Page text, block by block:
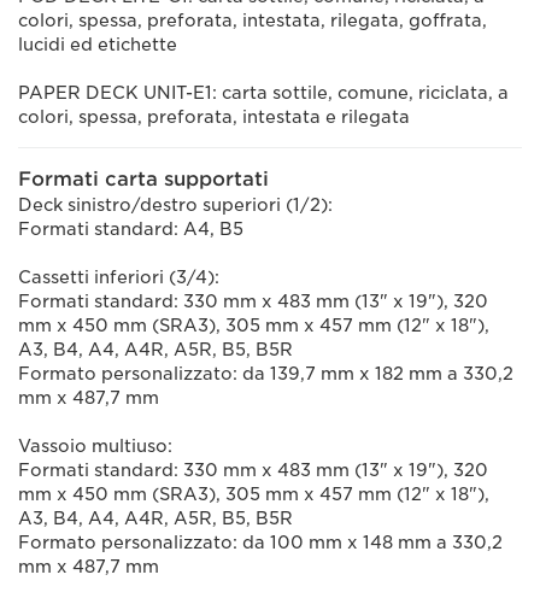
colori, spessa, preforata, intestata, rilegata, goffrata,
lucidi ed etichette
PAPER DECK UNIT-E1: carta sottile, comune, riciclata, a
colori, spessa, preforata, intestata e rilegata
Formati carta supportati
Deck sinistro/destro superiori (1/2):
Formati standard: A4, B5
Cassetti inferiori (3/4):
Formati standard: 330 mm x 483 mm (13" x 19"), 320
mm x 450 mm (SRA3), 305 mm x 457 mm (12" x 18"),
A3, B4, A4, A4R, A5R, B5, B5R
Formato personalizzato: da 139,7 mm x 182 mm a 330,2
mm x 487,7 mm
Vassoio multiuso:
Formati standard: 330 mm x 483 mm (13" x 19"), 320
mm x 450 mm (SRA3), 305 mm x 457 mm (12" x 18"),
A3, B4, A4, A4R, A5R, B5, B5R
Formato personalizzato: da 100 mm x 148 mm a 330,2
mm x 487,7 mm